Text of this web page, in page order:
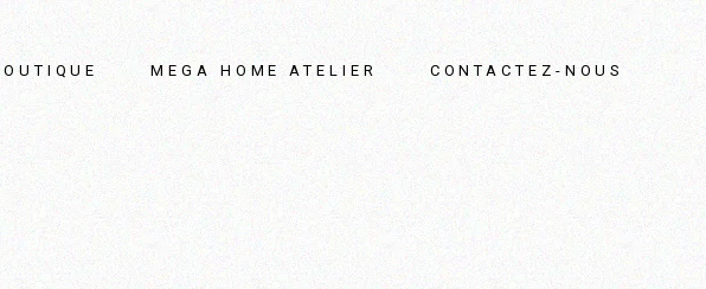
MEGA HOME ATELIER CONTACTEZ-NOUS